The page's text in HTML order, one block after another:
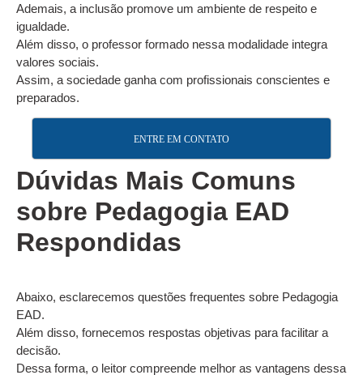
Ademais, a inclusão promove um ambiente de respeito e
igualdade.
Além disso, o professor formado nessa modalidade integra
valores sociais.
Assim, a sociedade ganha com profissionais conscientes e
preparados.
ENTRE EM CONTATO
Dúvidas Mais Comuns
sobre Pedagogia EAD
Respondidas
Abaixo, esclarecemos questões frequentes sobre Pedagogia
EAD.
Além disso, fornecemos respostas objetivas para facilitar a
decisão.
Dessa forma, o leitor compreende melhor as vantagens dessa